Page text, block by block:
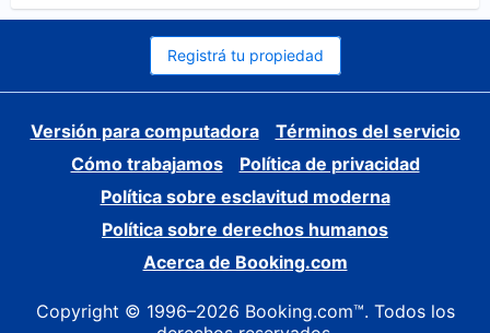
Registrá tu propiedad
Versión para computadora
Términos del servicio
Cómo trabajamos
Política de privacidad
Política sobre esclavitud moderna
Política sobre derechos humanos
Acerca de Booking.com
Copyright © 1996–2026 Booking.com™. Todos los